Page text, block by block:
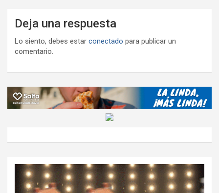
Deja una respuesta
Lo siento, debes estar conectado para publicar un
comentario.